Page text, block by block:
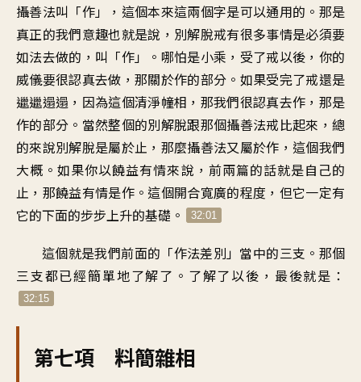
攝善法叫「作」，這個本來這兩個字是可以通用的。那是
真正的我們意趣也就是說，別解脫戒有很多事情是必須要
如法去做的，叫「作」。哪怕是小乘，受了戒以後，你的
威儀要很認真去做，那關於作的部分。如果受完了戒還是
邋邋遢遢，因為這個清淨幢相，那我們很認真去作，那是
作的部分。當然整個的別解脫跟那個攝善法戒比起來，總
的來說別解脫是屬於止，那麼攝善法又屬於作，這個我們
大概。如果你以饒益有情來說，前兩篇的話就是自己的
止，那饒益有情是作。這個開合寬廣的程度，但它一定有
它的下面的步步上升的基礎。
32:01
這個就是我們前面的「作法差別」當中的三支。那個
三支都已經簡單地了解了。了解了以後，最後就是：
32:15
第七項 料簡雜相